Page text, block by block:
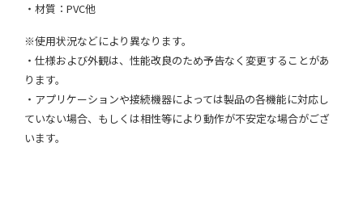
・材質：PVC他
※使用状況などにより異なります。
・仕様および外観は、性能改良のため予告なく変更することがあ
ります。
・アプリケーションや接続機器によっては製品の各機能に対応し
ていない場合、もしくは相性等により動作が不安定な場合がござ
います。